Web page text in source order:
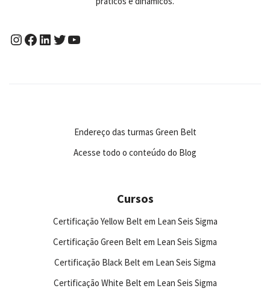
Endereço das turmas Green Belt
Acesse todo o conteúdo do Blog
Cursos
Certificação Yellow Belt em Lean Seis Sigma
Certificação Green Belt em Lean Seis Sigma
Certificação Black Belt em Lean Seis Sigma
Certificação White Belt em Lean Seis Sigma